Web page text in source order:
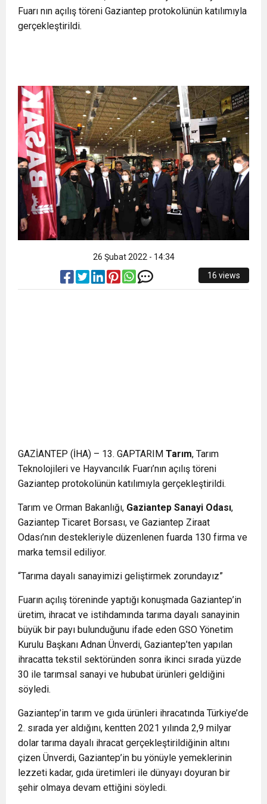
buluşturdu
11:36 Hareketsiz yaşam diyabete neden oluyor
10:45 Terör Örgütüne MİT’ten Darbe!
Fuarı nın açılış töreni Gaziantep protokolünün katılımıyla
gerçekleştirildi.
26 Şubat 2022 - 14:34
16 views
GAZİANTEP (İHA) – 13. GAPTARIM Tarım, Tarım
Teknolojileri ve Hayvancılık Fuarı’nın açılış töreni
Gaziantep protokolünün katılımıyla gerçekleştirildi.
Tarım ve Orman Bakanlığı, Gaziantep Sanayi Odası,
Gaziantep Ticaret Borsası, ve Gaziantep Ziraat
Odası’nın destekleriyle düzenlenen fuarda 130 firma ve
marka temsil ediliyor.
“Tarıma dayalı sanayimizi geliştirmek zorundayız”
Fuarın açılış töreninde yaptığı konuşmada Gaziantep’in
üretim, ihracat ve istihdamında tarıma dayalı sanayinin
büyük bir payı bulunduğunu ifade eden GSO Yönetim
Kurulu Başkanı Adnan Ünverdi, Gaziantep’ten yapılan
ihracatta tekstil sektöründen sonra ikinci sırada yüzde
30 ile tarımsal sanayi ve hububat ürünleri geldiğini
söyledi.
Gaziantep’in tarım ve gıda ürünleri ihracatında Türkiye’de
2. sırada yer aldığını, kentten 2021 yılında 2,9 milyar
dolar tarıma dayalı ihracat gerçekleştirildiğinin altını
çizen Ünverdi, Gaziantep’in bu yönüyle yemeklerinin
lezzeti kadar, gıda üretimleri ile dünyayı doyuran bir
şehir olmaya devam ettiğini söyledi.